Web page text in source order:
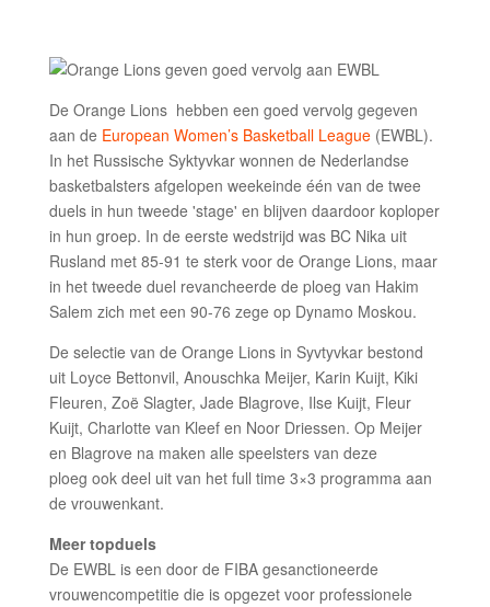
De Orange Lions hebben een goed vervolg gegeven
aan de European Women’s Basketball League(EWBL).
In het Russische Syktyvkar wonnen de Nederlandse
basketbalsters afgelopen weekeinde één van de twee
duels in hun tweede 'stage' en blijven daardoor koploper
in hun groep. In de eerste wedstrijd was BC Nika uit
Rusland met 85-91 te sterk voor de Orange Lions, maar
in het tweede duel revancheerde de ploeg van Hakim
Salem zich met een 90-76 zege op Dynamo Moskou.
De selectie van de Orange Lions in Syvtyvkar bestond
uit Loyce Bettonvil, Anouschka Meijer, Karin Kuijt, Kiki
Fleuren, Zoë Slagter, Jade Blagrove, Ilse Kuijt, Fleur
Kuijt, Charlotte van Kleef en Noor Driessen. Op Meijer
en Blagrove na maken alle speelsters van deze
ploeg ook deel uit van het full time 3×3 programma aan
de vrouwenkant.
Meer topduels
De EWBL is een door de FIBA gesanctioneerde
vrouwencompetitie die is opgezet voor professionele